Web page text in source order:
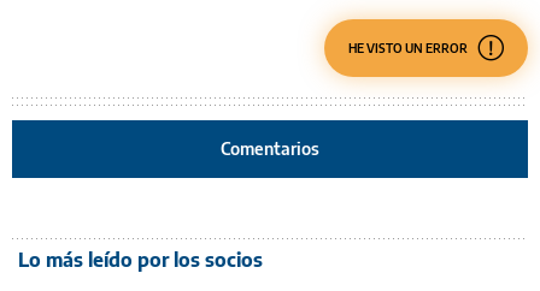
HE VISTO UN ERROR
Comentarios
Lo más leído por los socios